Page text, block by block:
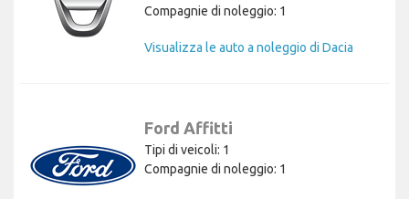
Compagnie di noleggio: 1
Visualizza le auto a noleggio di Dacia
Ford Affitti
Tipi di veicoli: 1
Compagnie di noleggio: 1